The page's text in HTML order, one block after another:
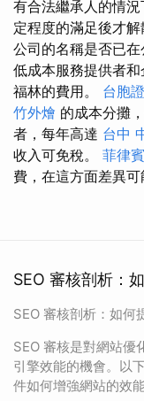
有合法繼承人的情
定程度的滿足後才
公司的名稱是否已
低成本服務提供者
福林的費用。 台胞
竹外燴 的成本分攤
者，每年高達 台中
收入可免稅。 菲律
費，在這方面差異可
SEO 審核剖析：
SEO 審核剖析：如何
SEO 審核是對網站優
引擎效能的機會。以
件如何增強網站的效能